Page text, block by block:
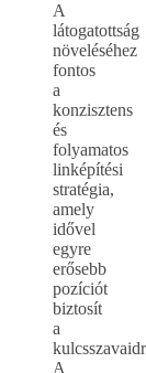
A
látogatottság
növeléséhez
fontos
a
konzisztens
és
folyamatos
linképítési
stratégia,
amely
idővel
egyre
erősebb
pozíciót
biztosít
a
A